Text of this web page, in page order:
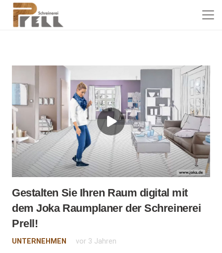
Gestalten Sie Ihren Raum digital mit
dem Joka Raumplaner der Schreinerei
Prell!
UNTERNEHMEN vor 3 Jahren